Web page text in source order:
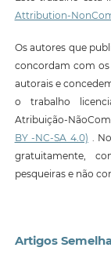
Attribution-
Os autores que
concordam com
autorais e
o trabalho
Atribuição-
BY -NC-SA 4.0) .
gratuitamente,
pesqueiras e não
Artigos